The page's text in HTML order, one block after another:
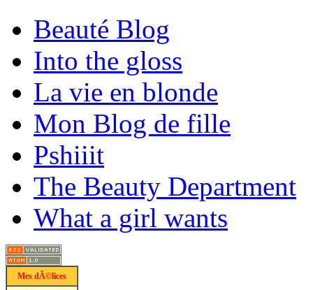
Beauté Blog
Into the gloss
La vie en blonde
Mon Blog de fille
Pshiiit
The Beauty Department
What a girl wants
Mes dÃ©lices